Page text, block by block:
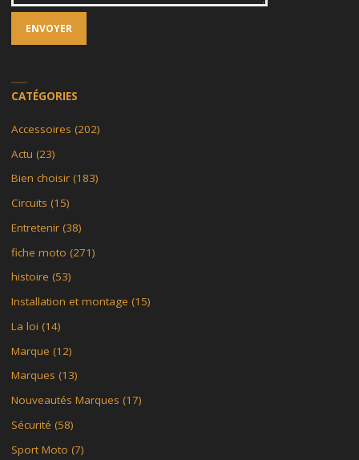
CATÉGORIES
Accessoires (202)
Actu (23)
Bien choisir(183)
Circuits (15)
Entretenir(38)
fiche moto (271)
histoire (53)
Installation et montage (15)
La loi (14)
Marque (12)
Marques (13)
Nouveautés Marques (17)
Sécurité (58)
Sport Moto (7)